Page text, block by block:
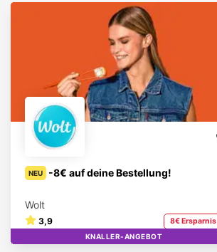
NEU -8€ auf deine Bestellung!
Wolt
3,9 8€ Ersparnis
TOP
KNALLER-ANGEBOT